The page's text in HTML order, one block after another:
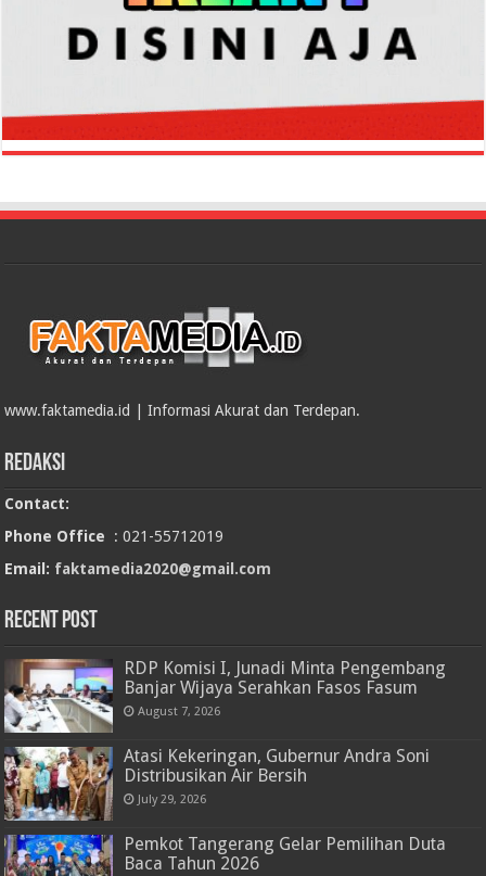
www.faktamedia.id | Informasi Akurat dan Terdepan.
Redaksi
Contact:
Phone Office : 021-55712019
Email: faktamedia2020@gmail.com
RECENT POST
RDP Komisi I, Junadi Minta Pengembang
Banjar Wijaya Serahkan Fasos Fasum
August 7, 2026
Atasi Kekeringan, Gubernur Andra Soni
Distribusikan Air Bersih
July 29, 2026
Pemkot Tangerang Gelar Pemilihan Duta
Baca Tahun 2026